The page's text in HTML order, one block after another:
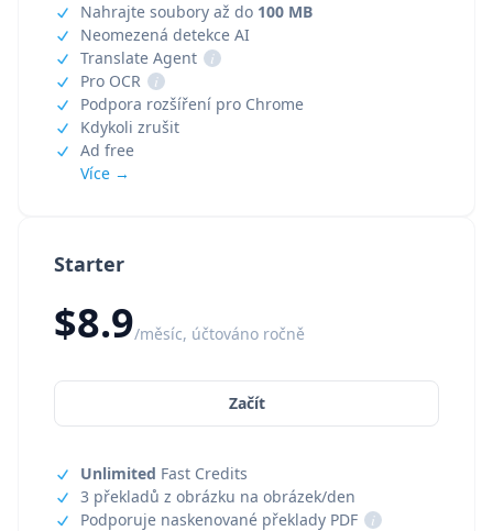
Starter
$8.9/měsíc, účtováno ročně
Začít
Unlimited Fast Credits
3 překladů z obrázku na obrázek/den
Podporuje naskenované překlady PDF
i
Nahrajte soubory až do 100 MB
Neomezená detekce AI
Translate Agent
i
Pro OCR
i
Podpora rozšíření pro Chrome
Kdykoli zrušit
Ad free
Více →